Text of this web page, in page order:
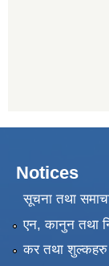
Notices
सूचना तथा
एन, कानुन तथा
कर तथा शुल्कहरु